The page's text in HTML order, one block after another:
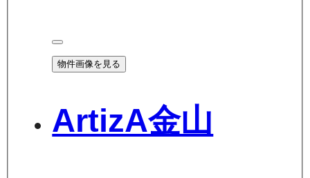
物件画像を見る
ArtizA金山